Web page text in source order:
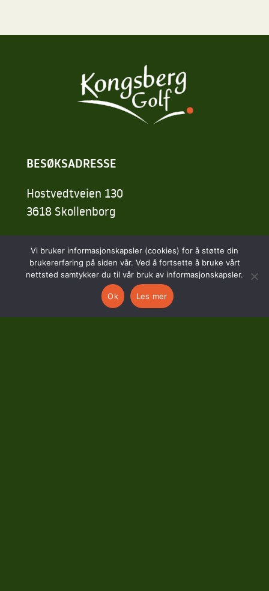
BESØKSADRESSE
Hostvedtveien 130
3618 Skollenborg
KONTAKT
kontor@kongsberggolf.no
Telefon: 95 48 48 48
Vi bruker informasjonskapsler (cookies) for å støtte din
brukererfaring på siden vår. Ved å fortsette å bruke vårt
nettsted samtykker du til vår bruk av informasjonskapsler.
Ok Les mer